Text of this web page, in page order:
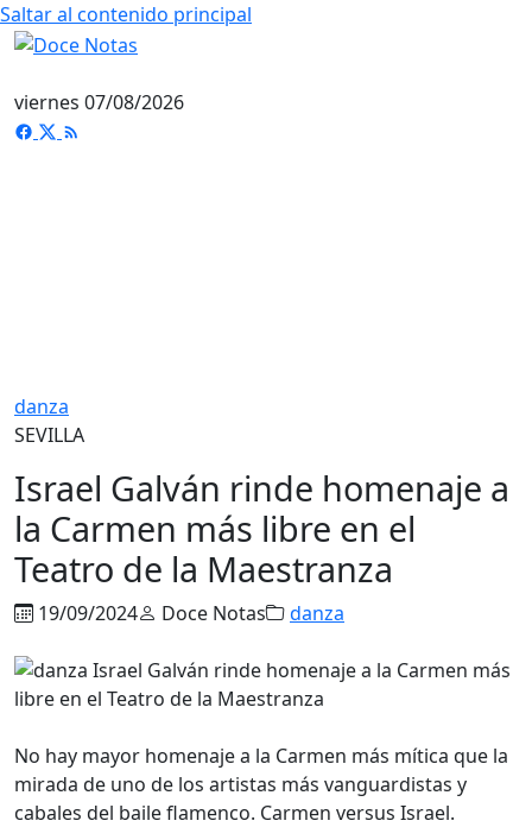
Saltar al contenido principal
viernes 07/08/2026
danza
SEVILLA
Israel Galván rinde homenaje a
la Carmen más libre en el
Teatro de la Maestranza
19/09/2024 Doce Notas danza
No hay mayor homenaje a la Carmen más mítica que la
mirada de uno de los artistas más vanguardistas y
cabales del baile flamenco. Carmen versus Israel.